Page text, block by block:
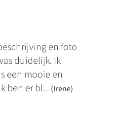
en foto
duidelijk. Ik
een mooie en
ben er bl... (Irene)